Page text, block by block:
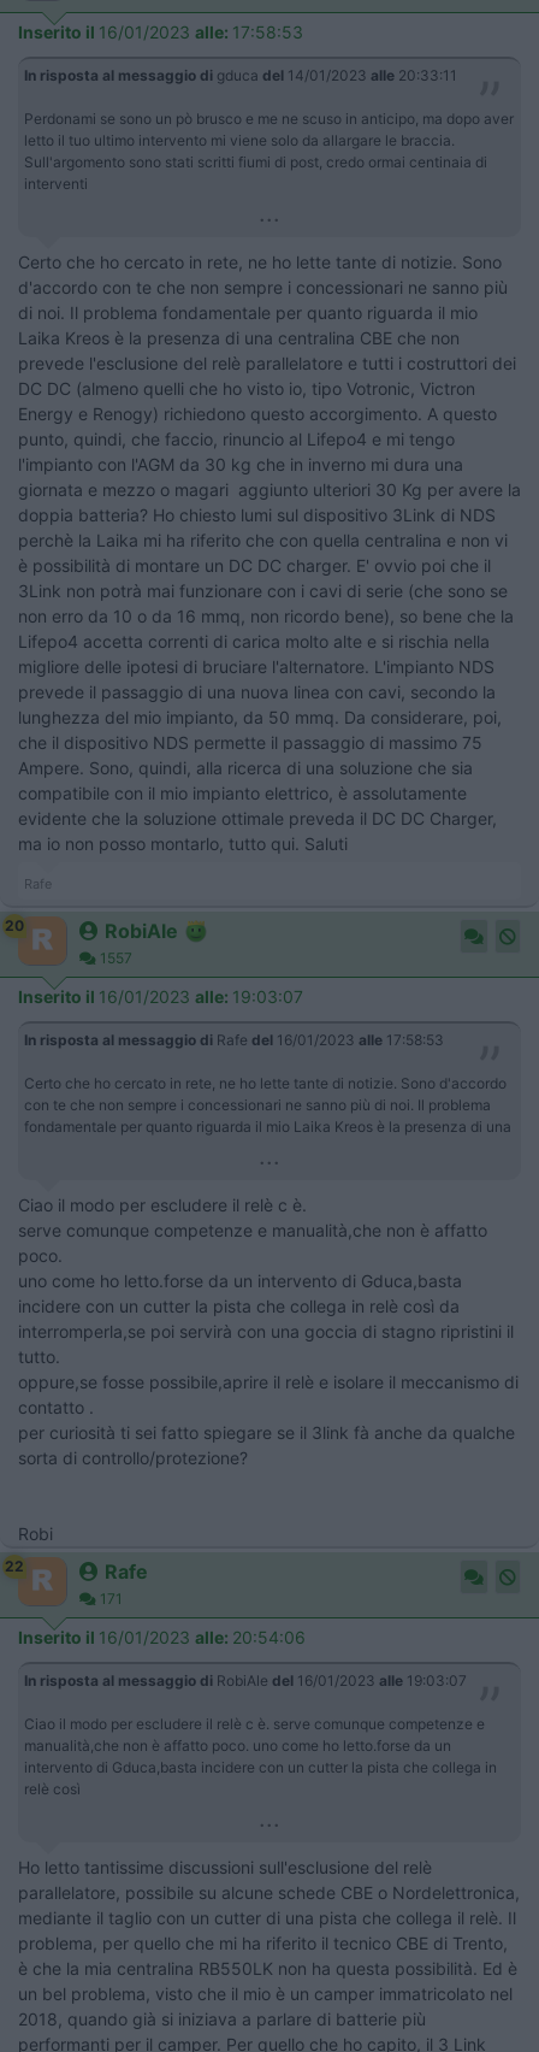
Inserito il 16/01/2023 alle: 17:58:53
In risposta al messaggio di gduca del 14/01/2023 alle 20:33:11
Perdonami se sono un pò brusco e me ne scuso in anticipo, ma dopo aver
letto il tuo ultimo intervento mi viene solo da allargare le braccia.
Sull'argomento sono stati scritti fiumi di post, credo ormai centinaia di
interventi
...
Certo che ho cercato in rete, ne ho lette tante di notizie. Sono
d'accordo con te che non sempre i concessionari ne sanno più
di noi. Il problema fondamentale per quanto riguarda il mio
Laika Kreos è la presenza di una centralina CBE che non
prevede l'esclusione del relè parallelatore e tutti i costruttori dei
DC DC (almeno quelli che ho visto io, tipo Votronic, Victron
Energy e Renogy) richiedono questo accorgimento. A questo
punto, quindi, che faccio, rinuncio al Lifepo4 e mi tengo
l'impianto con l'AGM da 30 kg che in inverno mi dura una
giornata e mezzo o magari aggiunto ulteriori 30 Kg per avere la
doppia batteria? Ho chiesto lumi sul dispositivo 3Link di NDS
perchè la Laika mi ha riferito che con quella centralina e non vi
è possibilità di montare un DC DC charger. E' ovvio poi che il
3Link non potrà mai funzionare con i cavi di serie (che sono se
non erro da 10 o da 16 mmq, non ricordo bene), so bene che la
Lifepo4 accetta correnti di carica molto alte e si rischia nella
migliore delle ipotesi di bruciare l'alternatore. L'impianto NDS
prevede il passaggio di una nuova linea con cavi, secondo la
lunghezza del mio impianto, da 50 mmq. Da considerare, poi,
che il dispositivo NDS permette il passaggio di massimo 75
Ampere. Sono, quindi, alla ricerca di una soluzione che sia
compatibile con il mio impianto elettrico, è assolutamente
evidente che la soluzione ottimale preveda il DC DC Charger,
ma io non posso montarlo, tutto qui. Saluti
Rafe
20 RobiAle
1557
Inserito il 16/01/2023 alle: 19:03:07
In risposta al messaggio di Rafe del 16/01/2023 alle 17:58:53
Certo che ho cercato in rete, ne ho lette tante di notizie. Sono d'accordo
con te che non sempre i concessionari ne sanno più di noi. Il problema
fondamentale per quanto riguarda il mio Laika Kreos è la presenza di una
...
Ciao il modo per escludere il relè c è.
serve comunque competenze e manualità,che non è affatto
poco.
uno come ho letto.forse da un intervento di Gduca,basta
incidere con un cutter la pista che collega in relè così da
interromperla,se poi servirà con una goccia di stagno ripristini il
tutto.
oppure,se fosse possibile,aprire il relè e isolare il meccanismo di
contatto .
per curiosità ti sei fatto spiegare se il 3link fà anche da qualche
sorta di controllo/protezione?
Robi
22 Rafe
171
Inserito il 16/01/2023 alle: 20:54:06
In risposta al messaggio di RobiAle del 16/01/2023 alle 19:03:07
Ciao il modo per escludere il relè c è. serve comunque competenze e
manualità,che non è affatto poco. uno come ho letto.forse da un
intervento di Gduca,basta incidere con un cutter la pista che collega in
relè così
...
Ho letto tantissime discussioni sull'esclusione del relè
parallelatore, possibile su alcune schede CBE o Nordelettronica,
mediante il taglio con un cutter di una pista che collega il relè. Il
problema, per quello che mi ha riferito il tecnico CBE di Trento,
è che la mia centralina RB550LK non ha questa possibilità. Ed è
un bel problema, visto che il mio è un camper immatricolato nel
2018, quando già si iniziava a parlare di batterie più
performanti per il camper. Per quello che ho capito, il 3 Link